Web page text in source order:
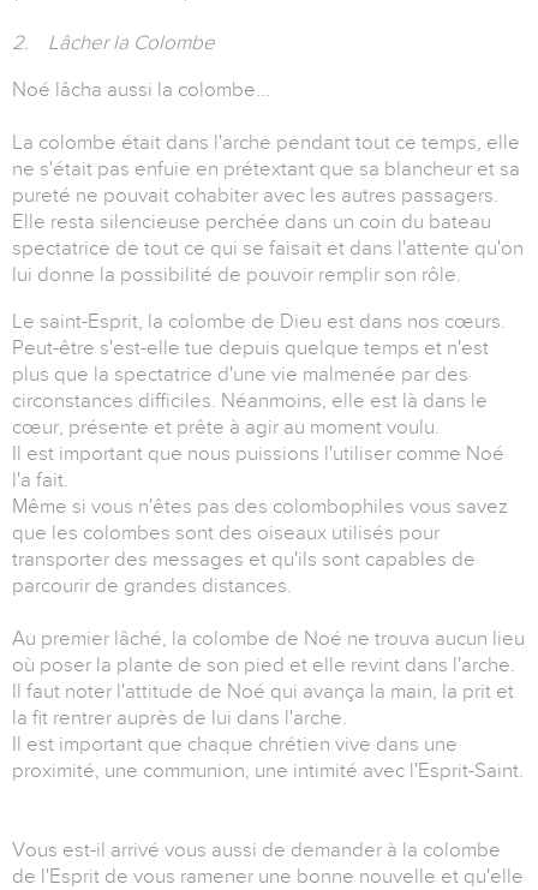
2. Lâcher la Colombe
Noé lâcha aussi la colombe...
La colombe était dans l'arche pendant tout ce temps, elle
ne s'était pas enfuie en prétextant que sa blancheur et sa
pureté ne pouvait cohabiter avec les autres passagers.
Elle resta silencieuse perchée dans un coin du bateau
spectatrice de tout ce qui se faisait et dans l'attente qu'on
lui donne la possibilité de pouvoir remplir son rôle.
Le saint-Esprit, la colombe de Dieu est dans nos cœurs.
Peut-être s'est-elle tue depuis quelque temps et n'est
plus que la spectatrice d'une vie malmenée par des
circonstances difficiles. Néanmoins, elle est là dans le
cœur, présente et prête à agir au moment voulu.
Il est important que nous puissions l'utiliser comme Noé
l'a fait.
Même si vous n'êtes pas des colombophiles vous savez
que les colombes sont des oiseaux utilisés pour
transporter des messages et qu'ils sont capables de
parcourir de grandes distances.
Au premier lâché, la colombe de Noé ne trouva aucun lieu
où poser la plante de son pied et elle revint dans l'arche.
Il faut noter l'attitude de Noé qui avança la main, la prit et
la fit rentrer auprès de lui dans l'arche.
Il est important que chaque chrétien vive dans une
proximité, une communion, une intimité avec l'Esprit-Saint.
Vous est-il arrivé vous aussi de demander à la colombe
de l'Esprit de vous ramener une bonne nouvelle et qu'elle